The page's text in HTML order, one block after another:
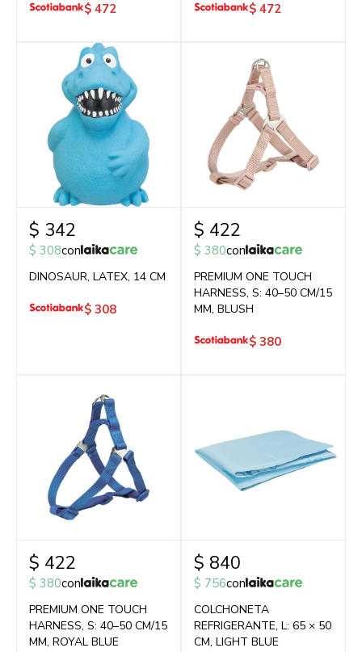
$ 472 $ 472
$ 342
$ 308con
DINOSAUR, LATEX, 14 CM
$ 308
$ 422
$ 380con
PREMIUM ONE TOUCH
HARNESS, S: 40–50 CM/15
MM, BLUSH
$ 380
$ 422
$ 380con
PREMIUM ONE TOUCH
HARNESS, S: 40–50 CM/15
MM, ROYAL BLUE
$ 840
$ 756con
COLCHONETA
REFRIGERANTE, L: 65 × 50
CM, LIGHT BLUE